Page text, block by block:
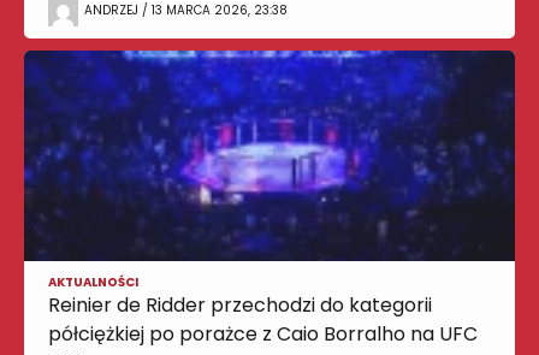
ANDRZEJ / 13 MARCA 2026, 23:38
AKTUALNOŚCI
Reinier de Ridder przechodzi do kategorii
półciężkiej po porażce z Caio Borralho na UFC